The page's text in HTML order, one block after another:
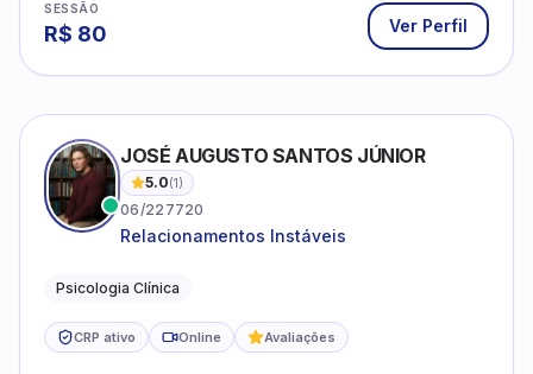
SESSÃO
R$ 80 Ver Perfil
JOSÉ AUGUSTO SANTOS JÚNIOR
5.0(1)
06/227720
Relacionamentos Instáveis
Psicologia Clínica
CRP ativo Online Avaliações